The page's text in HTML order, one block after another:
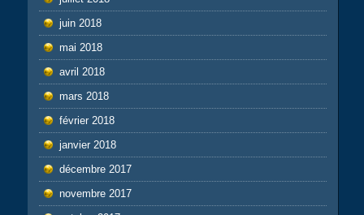
juin 2018
mai 2018
avril 2018
mars 2018
février 2018
janvier 2018
décembre 2017
novembre 2017